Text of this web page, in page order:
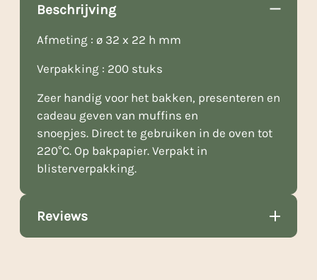
Beschrijving
Afmeting : ø 32 x 22 h mm
Verpakking : 200 stuks
Zeer handig voor het bakken, presenteren en
cadeau geven van muffins en
snoepjes. Direct te gebruiken in de oven tot
220°C. Op bakpapier. Verpakt in
blisterverpakking.
Reviews